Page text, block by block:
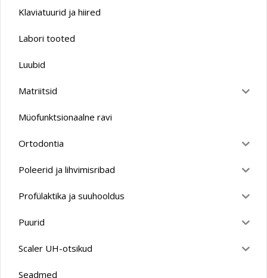
Klaviatuurid ja hiired
Labori tooted
Luubid
Matriitsid
Müofunktsionaalne ravi
Ortodontia
Poleerid ja lihvimisribad
Profülaktika ja suuhooldus
Puurid
Scaler UH-otsikud
Seadmed